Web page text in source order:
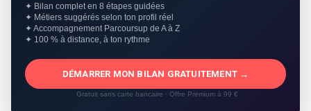
✦ Bilan complet en 8 étapes guidées
✦ Métiers suggérés selon ton profil réel
✦ Accompagnement Parcoursup de A à Z
✦ 100 % à distance, à ton rythme
DÉMARRER MON BILAN GRATUITEMENT →
Gratuit sans carte bancaire · Offre Premium à 99 €